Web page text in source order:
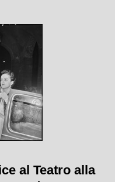
al Teatro alla